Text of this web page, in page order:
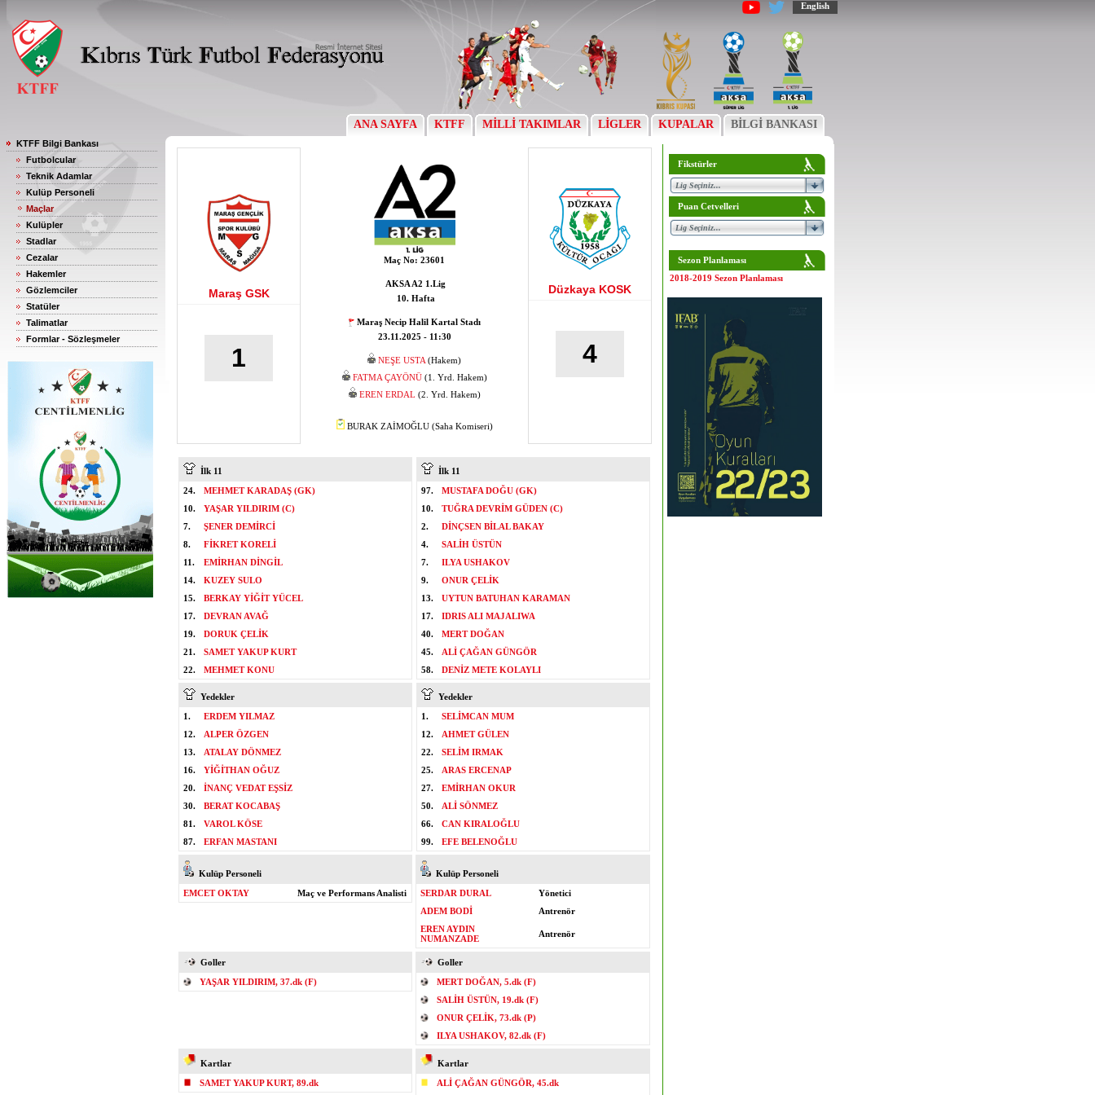
English
ANA SAYFA KTFF MİLLİ TAKIMLAR LİGLER KUPALAR BİLGİ BANKASI
KTFF Bilgi Bankası
Futbolcular
Teknik Adamlar
Kulüp Personeli
Maçlar
Kulüpler
Stadlar
Cezalar
Hakemler
Gözlemciler
Statüler
Talimatlar
Formlar - Sözleşmeler
Maraş GSK
1
Maç No: 23601
AKSA A2 1.Lig
10. Hafta
Maraş Necip Halil Kartal Stadı
23.11.2025 - 11:30
NEŞE USTA (Hakem)
FATMA ÇAYÖNÜ(1. Yrd. Hakem)
EREN ERDAL (2. Yrd. Hakem)
BURAK ZAİMOĞLU (Saha Komiseri)
Düzkaya KOSK
4
İlk 11
24.
MEHMET KARADAŞ (GK)
10.
YAŞAR YILDIRIM (C)
7.
ŞENER DEMİRCİ
8.
FİKRET KORELİ
11.
EMİRHAN DİNGİL
14.
KUZEY SULO
15.
BERKAY YİĞİT YÜCEL
17.
DEVRAN AVAĞ
19.
DORUK ÇELİK
21.
SAMET YAKUP KURT
22.
MEHMET KONU
İlk 11
97.
MUSTAFA DOĞU (GK)
10.
TUĞRA DEVRİM GÜDEN (C)
2.
DİNÇSEN BİLAL BAKAY
4.
SALİH ÜSTÜN
7.
ILYA USHAKOV
9.
ONUR ÇELİK
13.
UYTUN BATUHAN KARAMAN
17.
IDRIS ALI MAJALIWA
40.
MERT DOĞAN
45.
ALİ ÇAĞAN GÜNGÖR
58.
DENİZ METE KOLAYLI
Yedekler
1.
ERDEM YILMAZ
12.
ALPER ÖZGEN
13.
ATALAY DÖNMEZ
16.
YİĞİTHAN OĞUZ
20.
İNANÇ VEDAT EŞSİZ
30.
BERAT KOCABAŞ
81.
VAROL KÖSE
87.
ERFAN MASTANI
Yedekler
1.
SELİMCAN MUM
12.
AHMET GÜLEN
22.
SELİM IRMAK
25.
ARAS ERCENAP
27.
EMİRHAN OKUR
50.
ALİ SÖNMEZ
66.
CAN KIRALOĞLU
99.
EFE BELENOĞLU
Kulüp Personeli
EMCET OKTAY
Maç ve Performans Analisti
Kulüp Personeli
SERDAR DURAL
Yönetici
ADEM BODİ
Antrenör
EREN AYDIN
NUMANZADE
Antrenör
Goller
YAŞAR YILDIRIM, 37.dk (F)
Goller
MERT DOĞAN, 5.dk (F)
SALİH ÜSTÜN, 19.dk (F)
ONUR ÇELİK, 73.dk (P)
ILYA USHAKOV, 82.dk (F)
Kartlar
SAMET YAKUP KURT, 89.dk
Kartlar
ALİ ÇAĞAN GÜNGÖR, 45.dk
Fikstürler
Puan Cetvelleri
Sezon Planlaması
2018-2019 Sezon Planlaması